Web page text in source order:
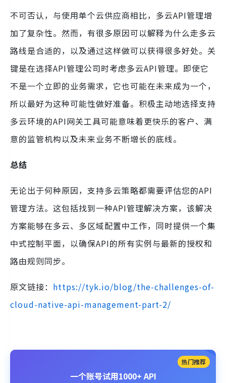
不可否认，与使用单个云供应商相比，多云API管理增
加了复杂性。然而，有很多原因可以解释为什么走多云
路线是合适的，以及通过这样做可以获得很多好处。关
键是在选择API管理公司时考虑多云API管理。即使它
不是一个立即的业务需求，它也可能在未来成为一个，
所以最好为这种可能性做好准备。积极主动地选择支持
多云环境的API网关工具可能意味着更快乐的客户、满
意的监管机构以及未来业务不断增长的底线。
总结
无论出于何种原因，支持多云策略都需要评估您的API
管理方法。这包括找到一种API管理解决方案，该解决
方案能够在多云、多区域配置中工作，同时提供一个集
中式控制平面，以确保API的所有实例与最新的授权和
路由规则同步。
原文链接： https://tyk.io/blog/the-challenges-of-
cloud-native-api-management-part-2/
热门推荐
一个账号试用1000+ API